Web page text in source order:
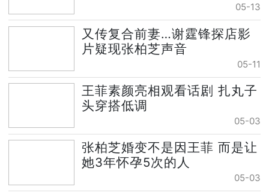
05-13
又传复合前妻…谢霆锋探店影
片疑现张柏芝声音
05-11
王菲素颜亮相观看话剧 扎丸子
头穿搭低调
05-03
张柏芝婚变不是因王菲 而是让
她3年怀孕5次的人
05-03